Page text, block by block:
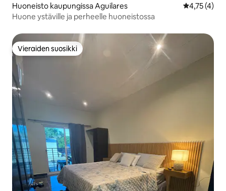
Huoneisto kaupungissa Aguilares
4,75 (4)
Huone ystäville ja perheelle huoneistossa
Vieraiden suosikki
Vieraiden suosikki